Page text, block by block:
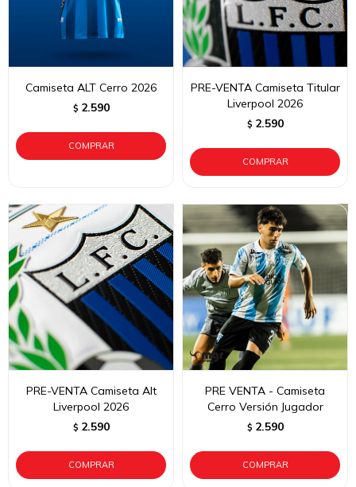
Camiseta ALT Cerro 2026
$ 2.590
PRE-VENTA Camiseta Titular
Liverpool 2026
$ 2.590
PRE-VENTA Camiseta Alt
Liverpool 2026
$ 2.590
PRE VENTA - Camiseta
Cerro Versión Jugador
$ 2.590